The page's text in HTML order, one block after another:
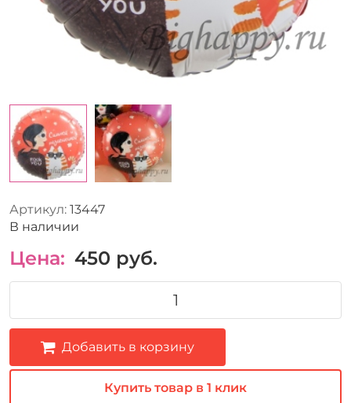
Артикул: 13447
В наличии
Цена: 450 руб.
Добавить в корзину
Купить товар в 1 клик